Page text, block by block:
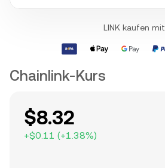
LINK kaufen mit
Chainlink-Kurs
$8.32
+$0.11 (+1.38%)